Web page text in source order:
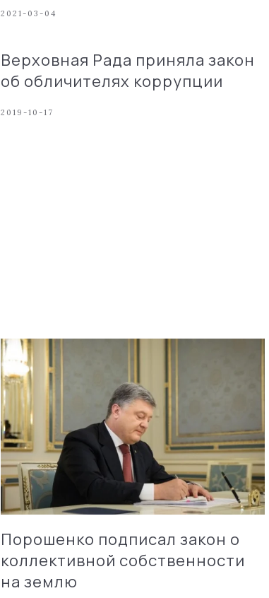
2021-03-04
Верховная Рада приняла закон
об обличителях коррупции
2019-10-17
Порошенко подписал закон о
коллективной собственности
на землю